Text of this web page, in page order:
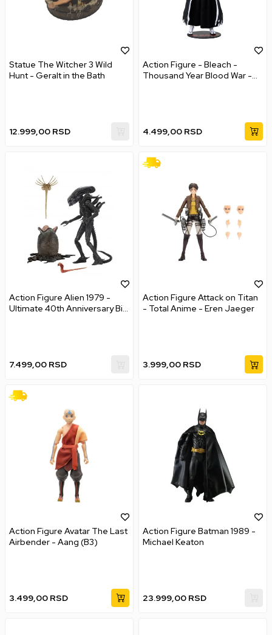
Statue The Witcher 3 Wild
Hunt - Geralt in the Bath
12.999,00 RSD
Action Figure - Bleach -
Thousand Year Blood War -
4.499,00 RSD
Action Figure Alien 1979 -
Ultimate 40th Anniversary Big
7.499,00 RSD
Action Figure Attack on Titan
- Total Anime - Eren Jaeger
3.999,00 RSD
Action Figure Avatar The Last
Airbender - Aang (B3)
3.499,00 RSD
Action Figure Batman 1989 -
Michael Keaton
23.999,00 RSD